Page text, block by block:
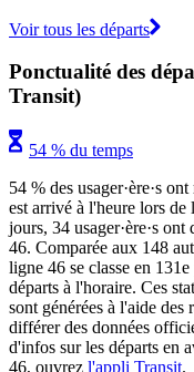
Voir tous les départs
Ponctualité des
Transit)
54 % du temps
54 % des usager·ère·s
est arrivé à l'heure lors
jours, 34 usager·ère·s
46. Comparée aux 148
ligne 46 se classe en
départs à l'horaire. Ces
sont générées à l'aide des
différer des données
d'infos sur les départs en
46, ouvrez l'appli Transit.